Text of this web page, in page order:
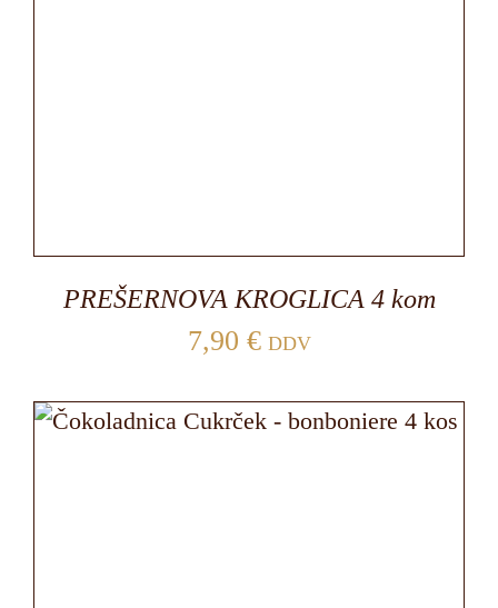
PREŠERNOVA KROGLICA 4 kom
7,90 € DDV